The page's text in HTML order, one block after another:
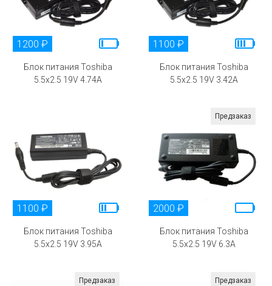
1200 ₽
Блок питания Toshiba
5.5x2.5 19V 4.74A
1100 ₽
Блок питания Toshiba
5.5x2.5 19V 3.42A
1100 ₽
Блок питания Toshiba
5.5x2.5 19V 3.95A
Предзаказ
2000 ₽
Блок питания Toshiba
5.5x2.5 19V 6.3A
Предзаказ Предзаказ